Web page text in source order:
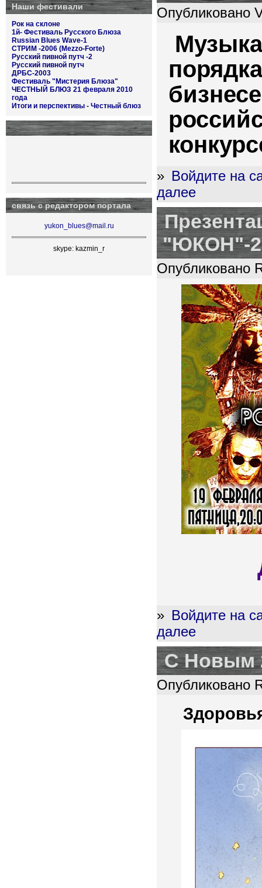
Наши фестивали
Рок на склоне
1й- Фестиваль Русского Блюза
Russian Blues Wave-1
СТРИМ -2006 (Mezzo-Forte)
Русский пивной путч -2
Русский пивной путч
ДРБС-2003
Фестиваль "Мистерия Блюза"
ЧЕСТНЫЙ БЛЮЗ 21 февраля 2010
года
Итоги и перспективы - Честный блюз
связь с редактором портала
yukon_blues@mail.ru
skype: kazmin_r
Опубликовано
» Войдите на
далее
"ЮКОН"-2
Опубликовано
» Войдите на
далее
C Новым
Опубликовано